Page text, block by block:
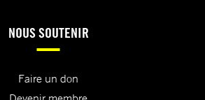
NOUS SOUTENIR
Faire un don